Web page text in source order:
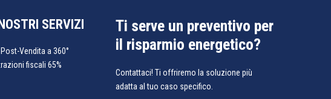
SERVIZI
Vendita a 360°
fiscali 65%
Ti serve un preventivo per
il risparmio energetico?
Contattaci! Ti offriremo la soluzione più
adatta al tuo caso specifico.